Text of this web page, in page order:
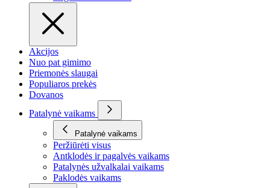
Akcijos
Nuo pat gimimo
Priemonės slaugai
Populiaros prekės
Dovanos
Patalynė vaikams
Patalynė vaikams
Peržiūrėti visus
Antklodės ir pagalvės vaikams
Patalynės užvalkalai vaikams
Paklodės vaikams